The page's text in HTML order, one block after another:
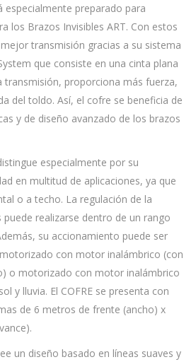
especialmente preparado para
los Brazos Invisibles ART. Con estos
transmisión gracias a su sistema
que consiste en una cinta plana
transmisión, proporciona más fuerza,
del toldo. Así, el cofre se beneficia de
y de diseño avanzado de los brazos
especialmente por su
en multitud de aplicaciones, ya que
o a techo. La regulación de la
realizarse dentro de un rango
su accionamiento puede ser
con motor inalámbrico (con
o motorizado con motor inalámbrico
y lluvia. El COFRE se presenta con
de 6 metros de frente (ancho) x
un diseño basado en líneas suaves y